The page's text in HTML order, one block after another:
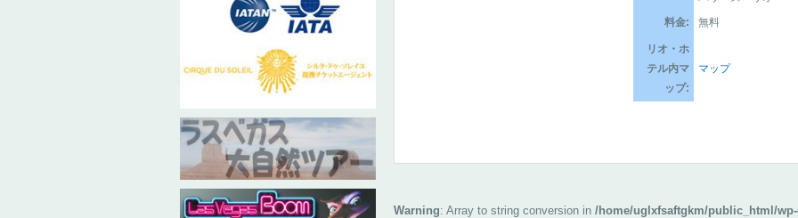
料金:
無料
リオ・ホ
テル内マ
ップ:
マップ
Warning: Array to string conversion in/home/uglxfsaftgkm/public_html/